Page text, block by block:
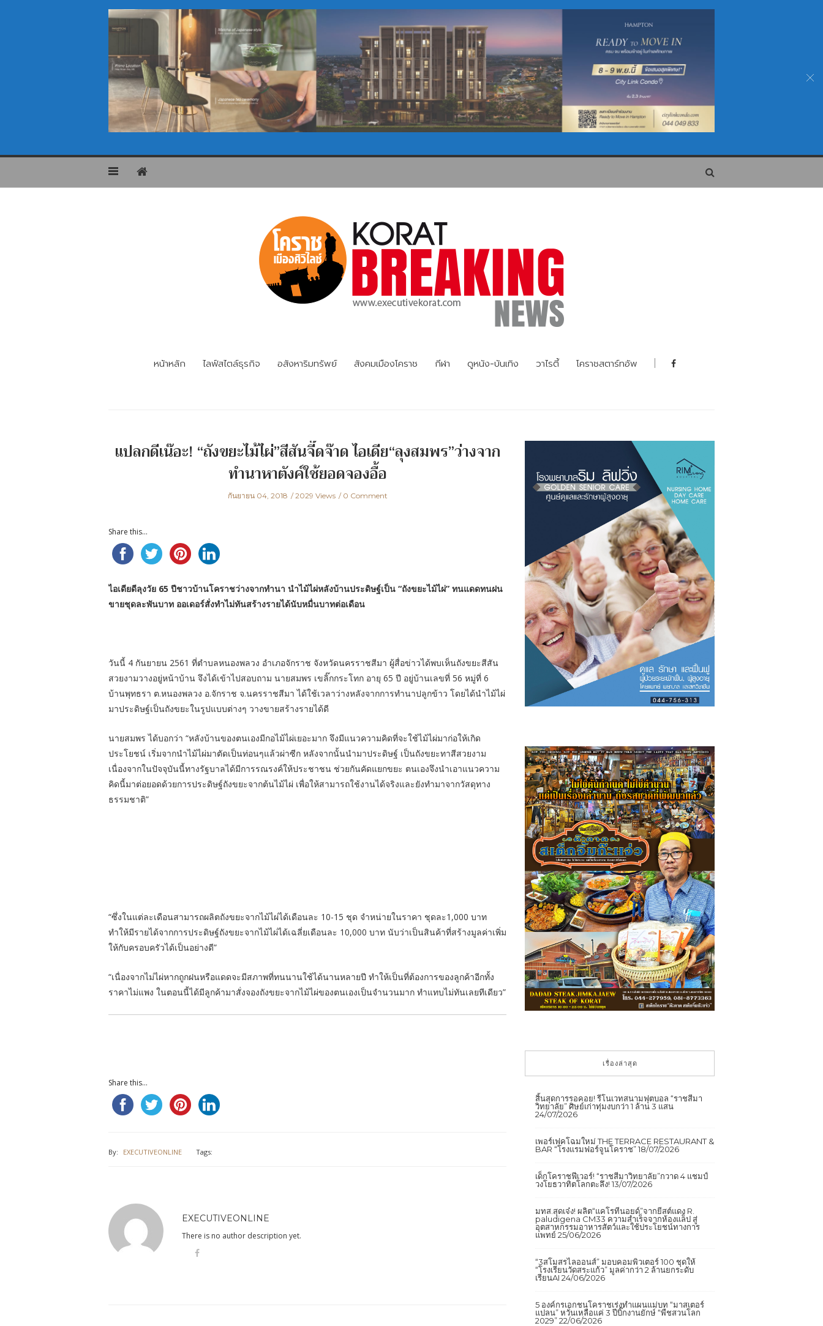
หน้าหลัก ไลฟ์สไตล์ธุรกิจ อสังหาริมทรัพย์ สังคมเมืองโคราช กีฬา ดูหนัง-บันเทิง วาไรตี้ โคราชสตาร์ทอัพ
แปลกดีเน๊อะ! “ถังขยะไม้ไผ่”สีสันจี๊ดจ๊าด ไอเดีย“ลุงสมพร”ว่างจาก
ทำนาหาตังค์ใช้ยอดจองอื้อ
กันยายน 04, 2018 2029 Views 0 Comment
Share this...
ไอเดียดีลุงวัย 65 ปีชาวบ้านโคราชว่างจากทำนา นำไม้ไผ่หลังบ้านประดิษฐ์เป็น “ถังขยะไม้ไผ่” ทนแดดทนฝน
ขายชุดละพันบาท ออเดอร์สั่งทำไม่ทันสร้างรายได้นับหมื่นบาทต่อเดือน
วันนี้ 4 กันยายน 2561 ที่ตำบลหนองพลวง อำเภอจักราช จังหวัดนครราชสีมา ผู้สื่อข่าวได้พบเห็นถังขยะสีสัน
สวยงามวางอยู่หน้าบ้าน จึงได้เข้าไปสอบถาม นายสมพร เขลิ๊กกระโทก อายุ 65 ปี อยู่บ้านเลขที่ 56 หมู่ที่ 6
บ้านพุทธรา ต.หนองพลวง อ.จักราช จ.นครราชสีมา ได้ใช้เวลาว่างหลังจากการทำนาปลูกข้าว โดยได้นำไม้ไผ่
มาประดิษฐ์เป็นถังขยะในรูปแบบต่างๆ วางขายสร้างรายได้ดี
นายสมพร ได้บอกว่า “หลังบ้านของตนเองมีกอไม้ไผ่เยอะมาก จึงมีแนวความคิดที่จะใช้ไม้ไผ่มาก่อให้เกิด
ประโยชน์ เริ่มจากนำไม้ไผ่มาตัดเป็นท่อนๆแล้วผ่าซีก หลังจากนั้นนำมาประดิษฐ์ เป็นถังขยะทาสีสวยงาม
เนื่องจากในปัจจุบันนี้ทางรัฐบาลได้มีการรณรงค์ให้ประชาชน ช่วยกันคัดแยกขยะ ตนเองจึงนำเอาแนวความ
คิดนี้มาต่อยอดด้วยการประดิษฐ์ถังขยะจากต้นไม้ไผ่ เพื่อให้สามารถใช้งานได้จริงและยังทำมาจากวัสดุทาง
ธรรมชาติ”
“ซึ่งในแต่ละเดือนสามารถผลิตถังขยะจากไม้ไผ่ได้เดือนละ 10-15 ชุด จำหน่ายในราคา ชุดละ1,000 บาท
ทำให้มีรายได้จากการประดิษฐ์ถังขยะจากไม้ไผ่ได้เฉลี่ยเดือนละ 10,000 บาท นับว่าเป็นสินค้าที่สร้างมูลค่าเพิ่ม
ให้กับครอบครัวได้เป็นอย่างดี”
“เนื่องจากไม่ไผ่หากถูกฝนหรือแดดจะมีสภาพที่ทนนานใช้ได้นานหลายปี ทำให้เป็นที่ต้องการของลูกค้าอีกทั้ง
ราคาไม่แพง ในตอนนี้ได้มีลูกค้ามาสั่งจองถังขยะจากไม้ไผ่ของตนเองเป็นจำนวนมาก ทำแทบไม่ทันเลยทีเดียว”
Share this...
By: EXECUTIVEONLINE Tags:
EXECUTIVEONLINE
There is no author description yet.
เรื่องล่าสุด
สิ้นสุดการรอคอย! รีโนเวทสนามฟุตบอล “ราชสีมา
วิทยาลัย” ศิษย์เก่าทุ่มงบกว่า 1 ล้าน 3 แสน
24/07/2026
เพอร์เฟคโฉมใหม่ THE TERRACE RESTAURANT &
BAR “โรงแรมฟอร์จูนโคราช” 18/07/2026
เด็กโคราชฟีเวอร์! “ราชสีมาวิทยาลัย”กวาด 4 แชมป์
วงโยธวาทิตโลกตะลึง! 13/07/2026
มทส.สุดเจ๋ง! ผลิต“แคโรทีนอยด์”จากยีสต์แดง R.
paludigena CM33 ความสำเร็จจากห้องแล็ป สู่
อุตสาหกรรมอาหารสัตว์และใช้ประโยชน์ทางการ
แพทย์ 25/06/2026
“3สโมสรไลออนส์” มอบคอมพิวเตอร์ 100 ชุดให้
“โรงเรียนวัดสระแก้ว” มูลค่ากว่า 2 ล้านยกระดับ
เรียนAI 24/06/2026
5 องค์กรเอกชนโคราชเร่งทำแผนแม่บท “มาสเตอร์
แปลน” หวั่นเหลือแค่ 3 ปีบิ๊กงานยักษ์ “พืชสวนโลก
2029” 22/06/2026